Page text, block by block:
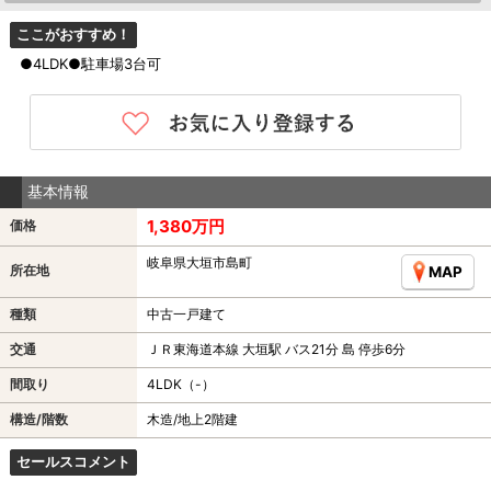
ここがおすすめ！
●4LDK●駐車場3台可
基本情報
価格 1,380万円
所在地 岐阜県大垣市島町
MAP
種類 中古一戸建て
交通 ＪＲ東海道本線 大垣駅 バス21分 島 停歩6分
間取り 4LDK（-）
構造/階数 木造/地上2階建
セールスコメント